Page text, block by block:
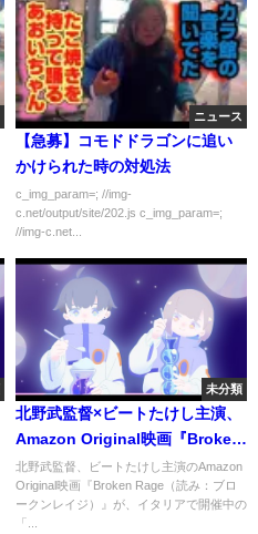
ニュース
【急募】コモドドラゴンに追い
かけられた時の対処法
c_img_param=; //img-
c.net/output/site/202.js c_img_param=;
//img-c.net...
未分類
北野武監督×ビートたけし主演、
Amazon Original映画『Broken
Rage』第81回ベネチア国際映画
祭で公式上映
北野武監督、ビートたけし主演のAmazon
Original映画『Broken Rage（読み：ブロ
ークンレイジ）』が、イタリアで開催中の
「...